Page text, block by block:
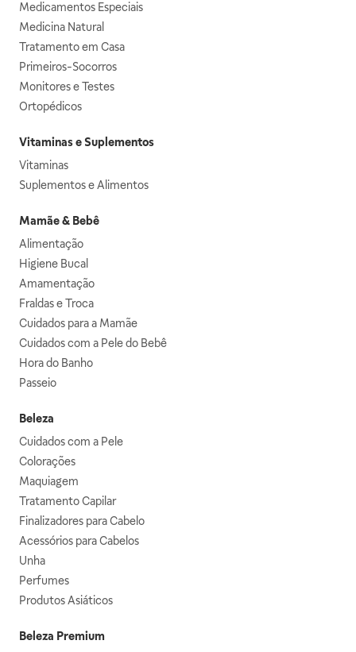
Medicamentos Especiais
Medicina Natural
Tratamento em Casa
Primeiros-Socorros
Monitores e Testes
Ortopédicos
Vitaminas e Suplementos
Vitaminas
Suplementos e Alimentos
Mamãe & Bebê
Alimentação
Higiene Bucal
Amamentação
Fraldas e Troca
Cuidados para a Mamãe
Cuidados com a Pele do Bebê
Hora do Banho
Passeio
Beleza
Cuidados com a Pele
Colorações
Maquiagem
Tratamento Capilar
Finalizadores para Cabelo
Acessórios para Cabelos
Unha
Perfumes
Produtos Asiáticos
Beleza Premium